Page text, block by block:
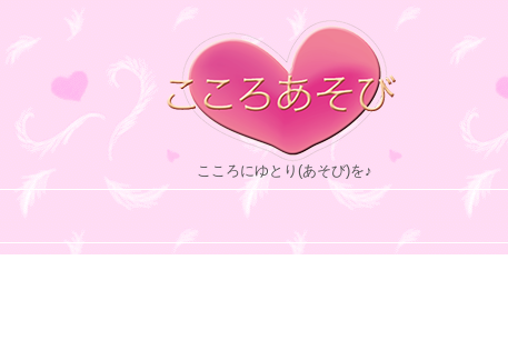
こころにゆとり(あそび)を♪